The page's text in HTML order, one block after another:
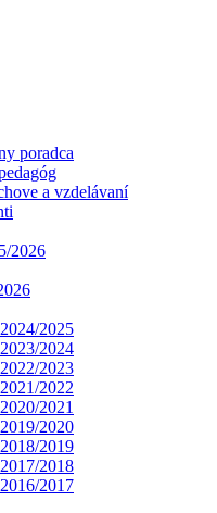
poradca
a vzdelávaní
2026
2025
2024
2023
2022
2021
2020
2019
2018
2017